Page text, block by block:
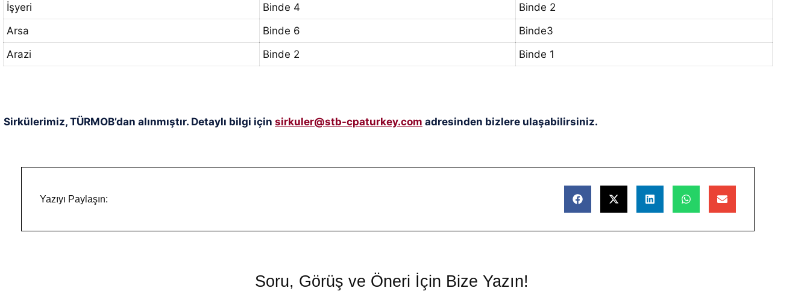
İşyeri
Binde 4
Binde 2
Arsa
Binde 6
Binde3
Arazi
Binde 2 Binde 1
Sirkülerimiz, TÜRMOB’dan alınmıştır. Detaylı bilgi için sirkuler@stb-cpaturkey.com adresinden bizlere ulaşabilirsiniz.
Yazıyı Paylaşın:
Soru, Görüş ve Öneri İçin Bize Yazın!